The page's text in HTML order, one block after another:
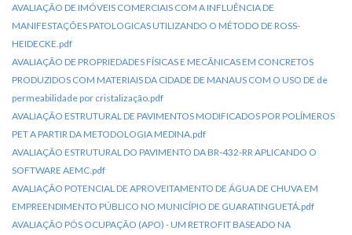
AVALIAÇÃO DE IMÓVEIS COMERCIAIS COM A INFLUÊNCIA DE
MANIFESTAÇÕES PATOLOGICAS UTILIZANDO O MÉTODO DE ROSS-
HEIDECKE.pdf
AVALIAÇÃO DE PROPRIEDADES FÍSICAS E MECÃNICAS EM CONCRETOS
PRODUZIDOS COM MATERIAIS DA CIDADE DE MANAUS COM O USO DE de
permeabilidade por cristalização.pdf
AVALIAÇÃO ESTRUTURAL DE PAVIMENTOS MODIFICADOS POR POLÍMEROS
PET A PARTIR DA METODOLOGIA MEDINA.pdf
AVALIAÇÃO ESTRUTURAL DO PAVIMENTO DA BR-432-RR APLICANDO O
SOFTWARE AEMC.pdf
AVALIAÇÃO POTENCIAL DE APROVEITAMENTO DE ÁGUA DE CHUVA EM
EMPREENDIMENTO PÚBLICO NO MUNICÍPIO DE GUARATINGUETÁ.pdf
AVALIAÇÃO PÓS OCUPAÇÃO (APO) - UM RETROFIT BASEADO NA